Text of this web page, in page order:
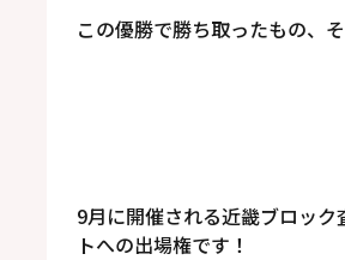
この優勝で勝ち取ったもの、
9月に開催される近畿ブロック
トへの出場権です！